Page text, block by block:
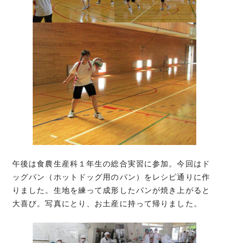
午後は食農生産科１年生の総合実習に参加。今回はド
ッグパン（ホットドッグ用のパン）をレシピ通りに作
りました。生地を練って成形したパンが焼き上がると
大喜び。写真にとり、お土産に持って帰りました。